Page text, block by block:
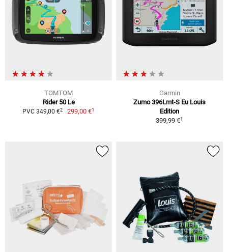
TOMTOM
Rider 50 Le
PVC 349,00 €2 299,00 €1
Garmin
Zumo 396Lmt-S Eu Louis
Edition
399,99 €1